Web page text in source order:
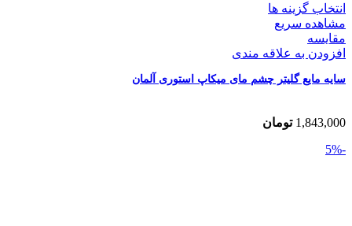
انتخاب گزینه ها
مشاهده سریع
مقایسه
افزودن به علاقه مندی
سایه مایع گلیتر چشم مای میکاپ استوری آلمان
1,843,000 تومان
-5%